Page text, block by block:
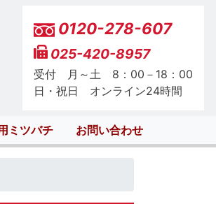
0120-278-607
025-420-8957
受付 月～土 8：00－18：00
日・祝日 オンライン24時間
ミツバチ お問い合わせ